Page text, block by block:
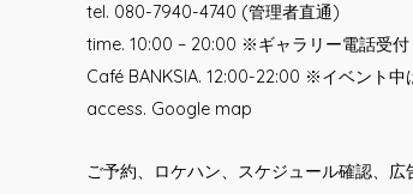
tel. 080-7940-4740 (管理者直通)
time. 10:00 – 20:00 ※ギャラリー電話受付
Café BANKSIA. 12:00-22:00 ※イベント中
access. Google map
ご予約、ロケハン、スケジュール確認、広